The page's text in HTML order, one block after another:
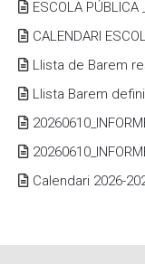
ESCOLA PÚBLICA
CALENDARI
Llista de Barem
Llista Barem
Calendari 2026-